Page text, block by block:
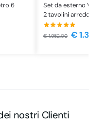
6
Set da esterno
2 tavolini
€1.952,00 €
nostri Clienti